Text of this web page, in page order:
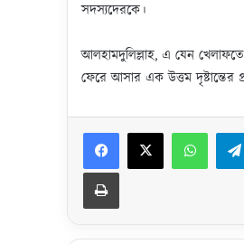
সদস্যদেরকে।
আলহামদুলিল্লাহ, এ যেন
ফেরে আসার এক উত্তম দৃষ্টান্তের